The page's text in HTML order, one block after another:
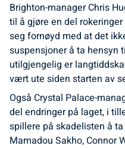
Brighton-manager Chris
til å gjøre en del
seg fornøyd med at det
suspensjoner å ta hensyn
utilgjengelig er
vært ute siden starten av
Også Crystal Palace-
del endringer på laget, i
spillere på skadelisten å
Mamadou Sakho, Connor